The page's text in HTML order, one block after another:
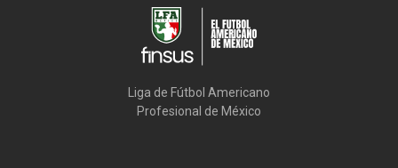
Liga de Fútbol Americano
Profesional de México